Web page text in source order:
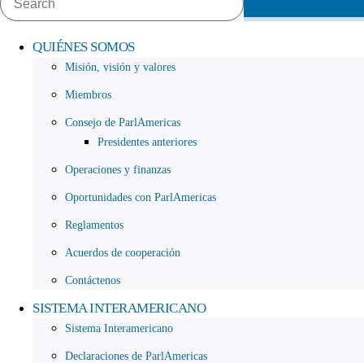
QUIÉNES SOMOS
Misión, visión y valores
Miembros
Consejo de ParlAmericas
Presidentes anteriores
Operaciones y finanzas
Oportunidades con ParlAmericas
Reglamentos
Acuerdos de cooperación
Contáctenos
SISTEMA INTERAMERICANO
Sistema Interamericano
Declaraciones de ParlAmericas